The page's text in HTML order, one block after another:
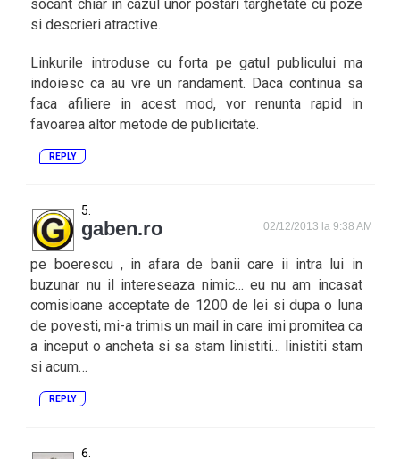
socant chiar in cazul unor postari targhetate cu poze
si descrieri atractive.
Linkurile introduse cu forta pe gatul publicului ma
indoiesc ca au vre un randament. Daca continua sa
faca afiliere in acest mod, vor renunta rapid in
favoarea altor metode de publicitate.
REPLY
gaben.ro 02/12/2013 la 9:38 AM
pe boerescu , in afara de banii care ii intra lui in
buzunar nu il intereseaza nimic… eu nu am incasat
comisioane acceptate de 1200 de lei si dupa o luna
de povesti, mi-a trimis un mail in care imi promitea ca
a inceput o ancheta si sa stam linistiti… linistiti stam
si acum…
REPLY